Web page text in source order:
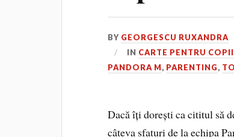
BY GEORGESCU RUXANDRA
IN CARTE PENTRU COPII
PANDORA M, PARENTING,
Dacă îți dorești ca cititul să
câteva sfaturi de la echipa